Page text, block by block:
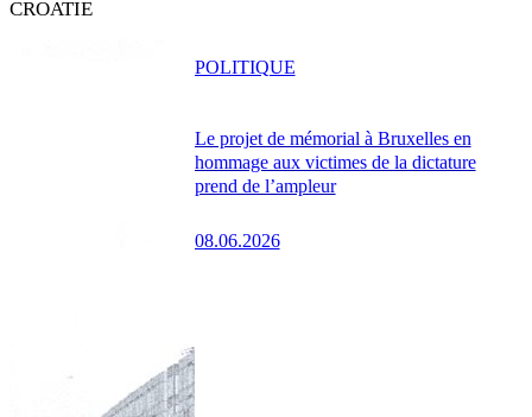
CROATIE
Le projet de mémorial à Bruxelles en
hommage aux victimes de la dictature
prend de l’ampleur
08.06.2026
POLITIQUE